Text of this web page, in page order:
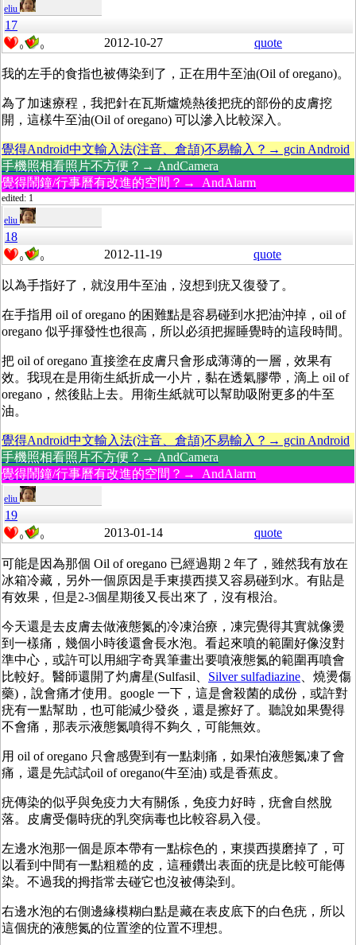
eliu
17
0 0 2012-10-27 quote
我的左手的食指也被傳染到了，正在用牛至油(Oil of oregano)。
為了加速療程，我把針在瓦斯爐燒熱後把疣的部份的皮膚挖
開，這樣牛至油(Oil of oregano) 可以滲入比較深入。
覺得Android中文輸入法(注音、倉頡)不易輸入？→ gcin Android
手機照相看照片不方便？→ AndCamera
覺得鬧鐘/行事曆有改進的空間？→ AndAlarm
edited: 1
eliu
18
0 0 2012-11-19 quote
以為手指好了，就沒用牛至油，沒想到疣又復發了。
在手指用 oil of oregano 的困難點是容易碰到水把油沖掉，oil of
oregano 似乎揮發性也很高，所以必須把握睡覺時的這段時間。
把 oil of oregano 直接塗在皮膚只會形成薄薄的一層，效果有
效。我現在是用衛生紙折成一小片，黏在透氣膠帶，滴上 oil of
oregano，然後貼上去。用衛生紙就可以幫助吸附更多的牛至
油。
覺得Android中文輸入法(注音、倉頡)不易輸入？→ gcin Android
手機照相看照片不方便？→ AndCamera
覺得鬧鐘/行事曆有改進的空間？→ AndAlarm
eliu
19
0 0 2013-01-14 quote
可能是因為那個 Oil of oregano 已經過期 2 年了，雖然我有放在
冰箱冷藏，另外一個原因是手東摸西摸又容易碰到水。有貼是
有效果，但是2-3個星期後又長出來了，沒有根治。
今天還是去皮膚去做液態氮的冷凍治療，凍完覺得其實就像燙
到一樣痛，幾個小時後還會長水泡。看起來噴的範圍好像沒對
準中心，或許可以用細字奇異筆畫出要噴液態氮的範圍再噴會
比較好。醫師還開了灼膚星(Sulfasil、 Silver sulfadiazine、燒燙傷
藥)，說會痛才使用。google 一下，這是會殺菌的成份，或許對
疣有一點幫助，也可能減少發炎，還是擦好了。聽說如果覺得
不會痛，那表示液態氮噴得不夠久，可能無效。
用 oil of oregano 只會感覺到有一點刺痛，如果怕液態氮凍了會
痛，還是先試試oil of oregano(牛至油) 或是香蕉皮。
疣傳染的似乎與免疫力大有關係，免疫力好時，疣會自然脫
落。皮膚受傷時疣的乳突病毒也比較容易入侵。
左邊水泡那一個是原本帶有一點棕色的，東摸西摸磨掉了，可
以看到中間有一點粗糙的皮，這種鑽出表面的疣是比較可能傳
染。不過我的拇指常去碰它也沒被傳染到。
右邊水泡的右側邊緣模糊白點是藏在表皮底下的白色疣，所以
這個疣的液態氮的位置塗的位置不理想。